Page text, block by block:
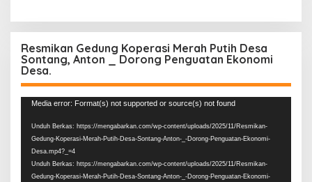
Resmikan Gedung Koperasi Merah Putih Desa
Sontang, Anton _ Dorong Penguatan Ekonomi
Desa.
Pemutar
Media error: Format(s) not supported or source(s) not found
Unduh Berkas: https://mengabarkan.com/wp-content/uploads/2025/11/Resmikan-
Gedung-Koperasi-Merah-Putih-Desa-Sontang-Anton-_-Dorong-Penguatan-Ekonomi-
Desa.mp4?_=4
Unduh Berkas: https://mengabarkan.com/wp-content/uploads/2025/11/Resmikan-
Gedung-Koperasi-Merah-Putih-Desa-Sontang-Anton-_-Dorong-Penguatan-Ekonomi-